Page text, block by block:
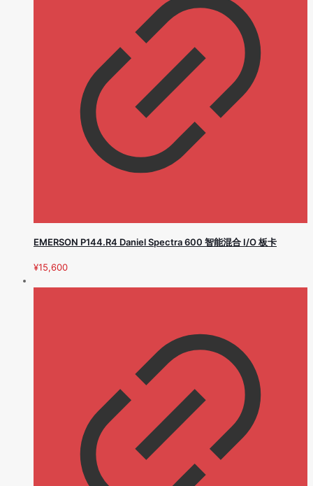
EMERSON P144.R4 Daniel Spectra 600 智能混合 I/O 板卡
¥15,600